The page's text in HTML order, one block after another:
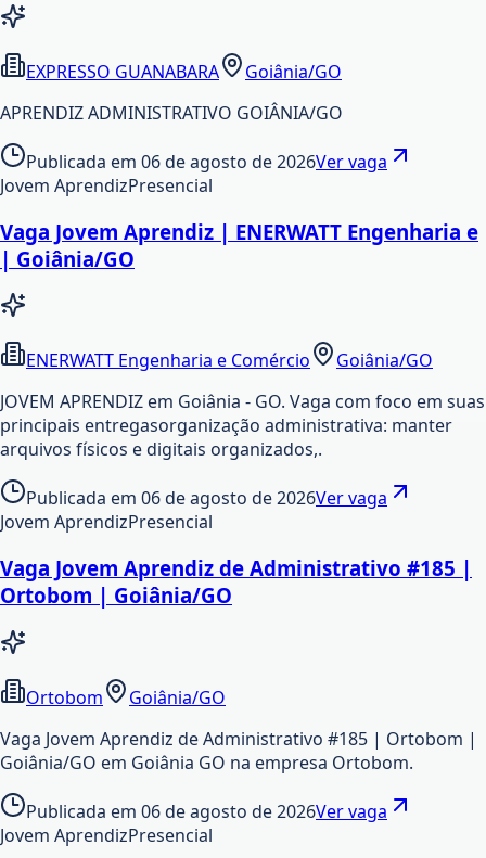
EXPRESSO GUANABARA
Goiânia/GO
APRENDIZ ADMINISTRATIVO GOIÂNIA/GO
Publicada em 06 de agosto de 2026Ver vaga
Jovem AprendizPresencial
Vaga Jovem Aprendiz | ENERWATT Engenharia e
| Goiânia/GO
ENERWATT Engenharia e Comércio
Goiânia/GO
JOVEM APRENDIZ em Goiânia - GO. Vaga com foco em suas
principais entregasorganização administrativa: manter
arquivos físicos e digitais organizados,.
Publicada em 06 de agosto de 2026Ver vaga
Jovem AprendizPresencial
Vaga Jovem Aprendiz de Administrativo #185 |
Ortobom | Goiânia/GO
Ortobom
Goiânia/GO
Vaga Jovem Aprendiz de Administrativo #185 | Ortobom |
Goiânia/GO em Goiânia GO na empresa Ortobom.
Publicada em 06 de agosto de 2026Ver vaga
Jovem AprendizPresencial